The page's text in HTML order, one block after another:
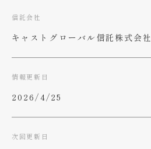
信託会社
キャストグローバル信託株式会社
情報更新日
2026/4/25
次回更新日